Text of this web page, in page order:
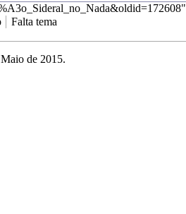
"
Falta tema
de 2015.